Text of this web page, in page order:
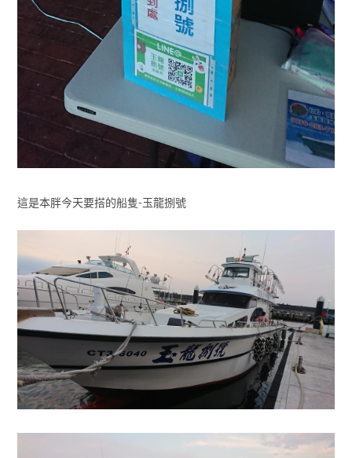
這是本胖今天要搭的船隻-玉龍捌號